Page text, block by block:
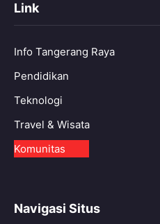
Link
Info Tangerang Raya
Pendidikan
Teknologi
Travel & Wisata
Komunitas
Navigasi Situs